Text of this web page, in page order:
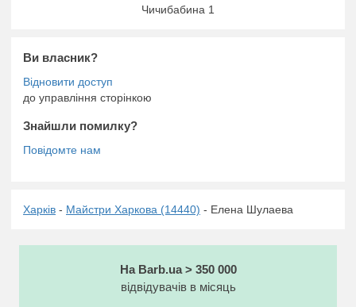
Чичибабина 1
Ви власник?
до управління сторінкою
Знайшли помилку?
Харків - Майстри Харкова (14440) - Елена Шулаева
На Barb.ua > 350 000
відвідувачів в місяць